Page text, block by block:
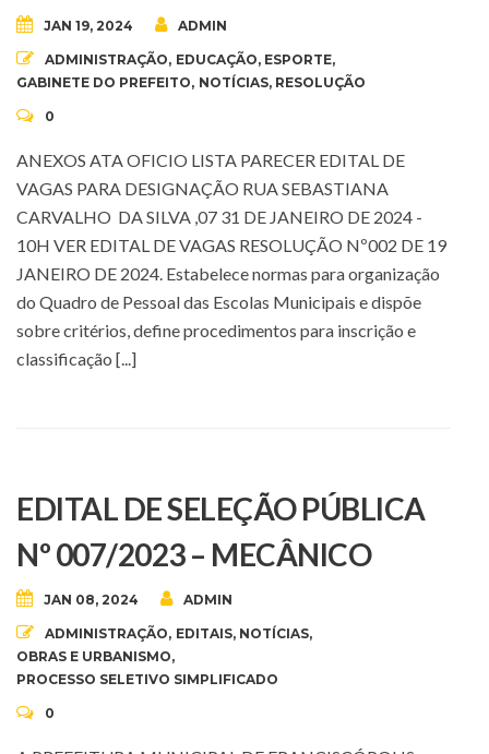
JAN 19, 2024 ADMIN
ADMINISTRAÇÃO, EDUCAÇÃO, ESPORTE,
GABINETE DO PREFEITO, NOTÍCIAS, RESOLUÇÃO
0
ANEXOS ATA OFICIO LISTA PARECER EDITAL DE
VAGAS PARA DESIGNAÇÃO RUA SEBASTIANA
CARVALHO DA SILVA ,07 31 DE JANEIRO DE 2024 -
10H VER EDITAL DE VAGAS RESOLUÇÃO Nº002 DE 19
JANEIRO DE 2024. Estabelece normas para organização
do Quadro de Pessoal das Escolas Municipais e dispõe
sobre critérios, define procedimentos para inscrição e
classificação [...]
EDITAL DE SELEÇÃO PÚBLICA
Nº 007/2023 – MECÂNICO
JAN 08, 2024 ADMIN
ADMINISTRAÇÃO, EDITAIS, NOTÍCIAS,
OBRAS E URBANISMO,
PROCESSO SELETIVO SIMPLIFICADO
0